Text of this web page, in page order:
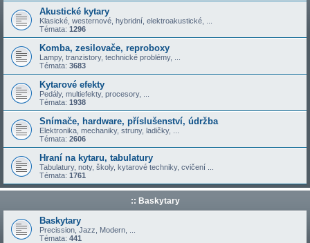
Akustické kytary
Klasické, westernové, hybridní, elektroakustické, ...
Témata: 1296
Komba, zesilovače, reproboxy
Lampy, tranzistory, technické problémy, ...
Témata: 3683
Kytarové efekty
Pedály, multiefekty, procesory, ...
Témata: 1938
Snímače, hardware, příslušenství, údržba
Elektronika, mechaniky, struny, ladičky, ...
Témata: 2606
Hraní na kytaru, tabulatury
Tabulatury, noty, školy, kytarové techniky, cvičení ...
Témata: 1761
:: Baskytary
Baskytary
Precission, Jazz, Modern, ...
Témata: 441